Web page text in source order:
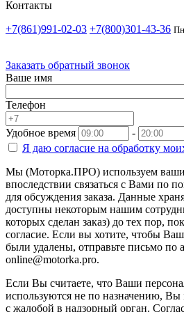
Контакты
+7(861)991-02-03 +7(800)301-43-36
Заказать обратный звонок
Ваше имя
Телефон
Удобное время
-
Я даю согласие на обработку
Мы (Моторка.ПРО) используем
впоследствии связаться с Вами по
для обсуждения заказа. Данные
доступны некоторым нашим
которых сделан заказ) до тех пор,
согласие. Если вы хотите, чтобы
были удалены, отправьте письмо по
online@motorka.pro.
Если Вы считаете, что Ваши
используются не по назначению, Вы
с жалобой в надзорный орган.